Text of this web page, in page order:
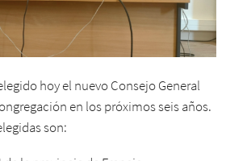
hoy el nuevo Consejo General
en los próximos seis años.
son: